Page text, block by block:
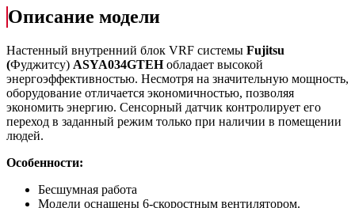
Описание модели
Настенный внутренний блок VRF системы Fujitsu
(Фуджитсу) ASYA034GТЕHобладает высокой
энергоэффективностью. Несмотря на значительную мощность,
оборудование отличается экономичностью, позволяя
экономить энергию. Сенсорный датчик контролирует его
переход в заданный режим только при наличии в помещении
людей.
Особенности:
Бесшумная работа
Модели оснащены 6-скоростным вентилятором.